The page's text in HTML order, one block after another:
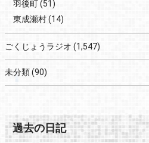
羽後町(51)
東成瀬村(14)
ごくじょうラジオ (1,547)
未分類(90)
過去の日記